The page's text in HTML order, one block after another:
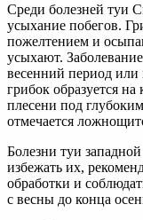
Среди болезней туи
усыхание побегов.
пожелтением и
усыхают.
весенний период или
грибок образуется на
плесени под
отмечается
Болезни туи
избежать их,
обработки и
с весны до конца